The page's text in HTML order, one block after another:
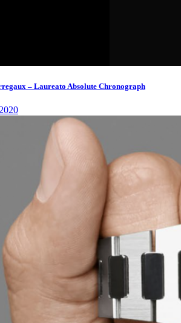
– Laureato Absolute Chronograph